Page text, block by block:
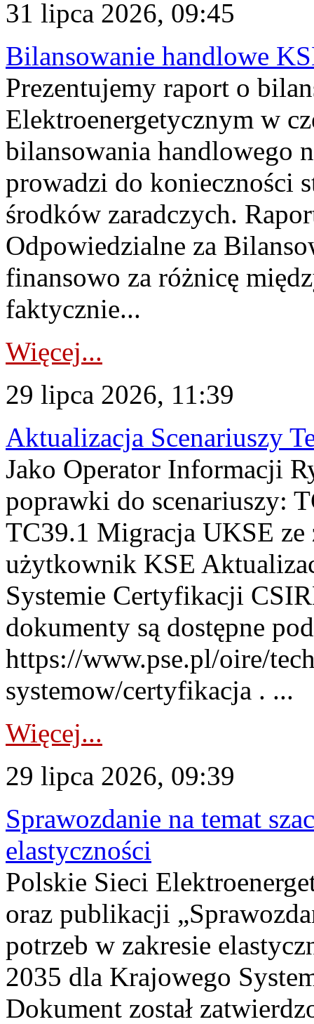
31 lipca 2026, 09:45
Bilansowanie handlowe
Prezentujemy raport o
Elektroenergetycznym w
bilansowania handlowego
prowadzi do konieczności
środków zaradczych.
Odpowiedzialne za
finansowo za różnicę
faktycznie...
Więcej...
29 lipca 2026, 11:39
Aktualizacja Scenariuszy
Jako Operator Informacji
poprawki do scenariuszy:
TC39.1 Migracja UKSE
użytkownik KSE
Systemie Certyfikacji
dokumenty są dostępne
https://www.pse.pl/oire/
systemow/certyfikacja . ...
Więcej...
29 lipca 2026, 09:39
Sprawozdanie na temat
elastyczności
Polskie Sieci
oraz publikacji
potrzeb w zakresie
2035 dla Krajowego
Dokument został